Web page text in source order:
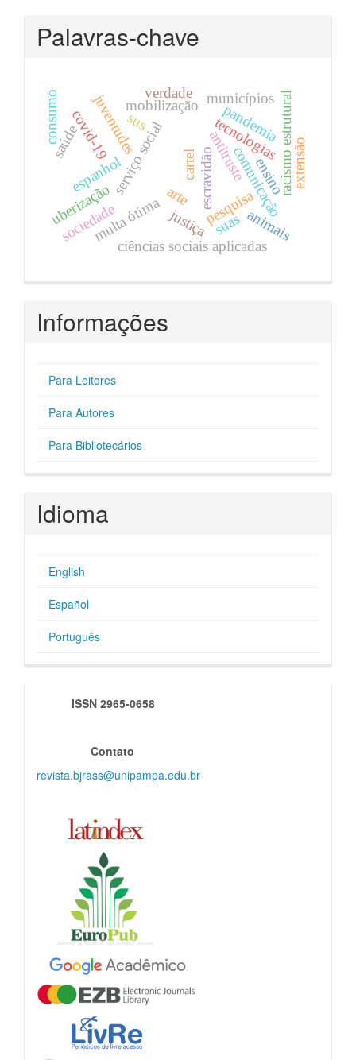
Palavras-chave
pesquisa
serviço social
juventudes
comunicação
mobilização
tecnologias
espanhol escravidão racismo estrutural
covid-19 pandemia
arte
saúde
uberização
cartel antitruste
multa ótima
sociedade
consumo
animais
municípios
justiça
verdade
ensinoextensão
ciências sociais aplicadas
sus
suas
Informações
Para Leitores
Para Autores
Para Bibliotecários
Idioma
English
Español
Português
indexadores
ISSN 2965-0658
Contato
revista.bjrass@unipampa.edu.br